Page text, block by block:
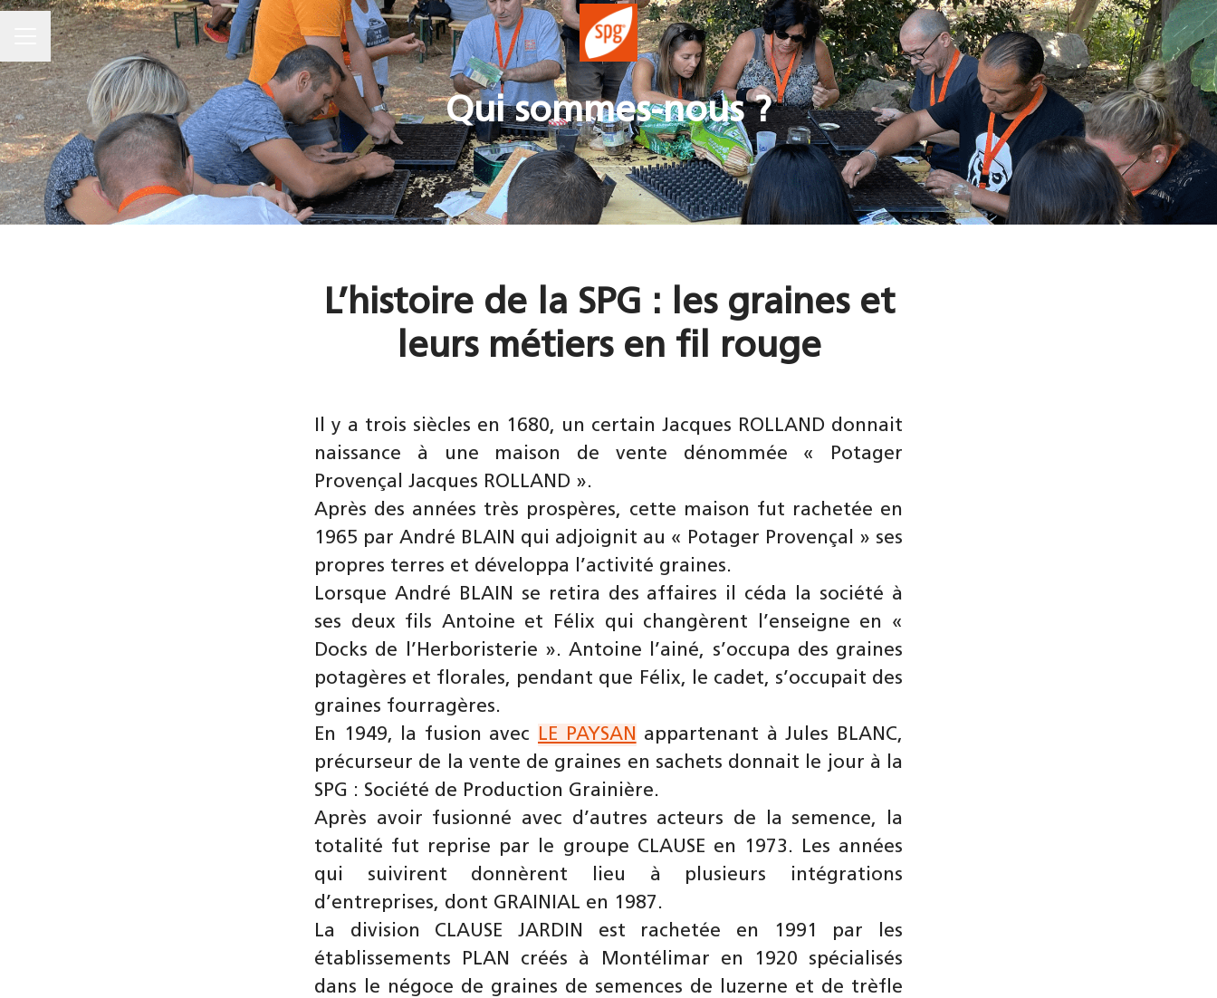
MENU CARRIÈRE
Qui sommes-nous ?
L’histoire de la SPG : les graines et
leurs métiers en fil rouge
Il y a trois siècles en 1680, un certain Jacques ROLLAND donnait
naissance à une maison de vente dénommée « Potager
Provençal Jacques ROLLAND ».
Après des années très prospères, cette maison fut rachetée en
1965 par André BLAIN qui adjoignit au « Potager Provençal » ses
propres terres et développa l’activité graines.
Lorsque André BLAIN se retira des affaires il céda la société à
ses deux fils Antoine et Félix qui changèrent l’enseigne en «
Docks de l’Herboristerie ». Antoine l’ainé, s’occupa des graines
potagères et florales, pendant que Félix, le cadet, s’occupait des
graines fourragères.
En 1949, la fusion avec
LE PAYSAN
appartenant à Jules BLANC,
précurseur de la vente de graines en sachets donnait le jour à la
SPG : Société de Production Grainière.
Après avoir fusionné avec d’autres acteurs de la semence, la
totalité fut reprise par le groupe CLAUSE en 1973. Les années
qui suivirent donnèrent lieu à plusieurs intégrations
d’entreprises, dont GRAINIAL en 1987.
La division CLAUSE JARDIN est rachetée en 1991 par les
établissements PLAN créés à Montélimar en 1920 spécialisés
dans le négoce de graines de semences de luzerne et de trèfle